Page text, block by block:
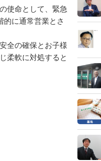
使命として、緊急
的に通常営業とさ
全の確保とお子様
柔軟に対処すると